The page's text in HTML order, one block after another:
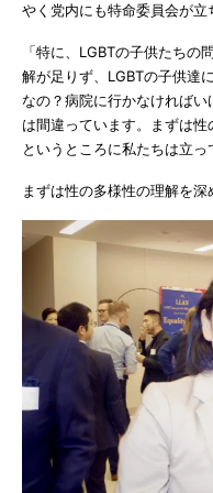
やく党内にも特命委員会が立
「特に、LGBTの子供たちの
解が足りず、LGBTの子供達
なの？病院に行かなければ
は間違っています。まずは
というところに私たちは立っ
まずは性の多様性の理解を深